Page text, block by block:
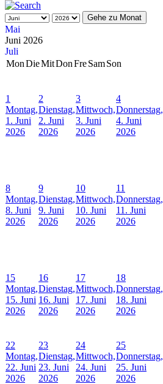
Gehe zu Monat
Mai
Juni 2026
Juli
MonDieMitDonFreSamSon
1
Montag,
1. Juni
2026
2
Dienstag,
2. Juni
2026
3
Mittwoch,
3. Juni
2026
4
Donnerstag,
4. Juni
2026
8
Montag,
8. Juni
2026
9
Dienstag,
9. Juni
2026
10
Mittwoch,
10. Juni
2026
11
Donnerstag,
11. Juni
2026
15
Montag,
15. Juni
2026
16
Dienstag,
16. Juni
2026
17
Mittwoch,
17. Juni
2026
18
Donnerstag,
18. Juni
2026
22
Montag,
22. Juni
2026
23
Dienstag,
23. Juni
2026
24
Mittwoch,
24. Juni
2026
25
Donnerstag,
25. Juni
2026